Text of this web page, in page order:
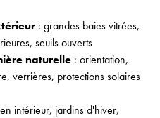
: grandes baies vitrées,
seuils ouverts
naturelle : orientation,
verrières, protections solaires
intérieur, jardins d'hiver,